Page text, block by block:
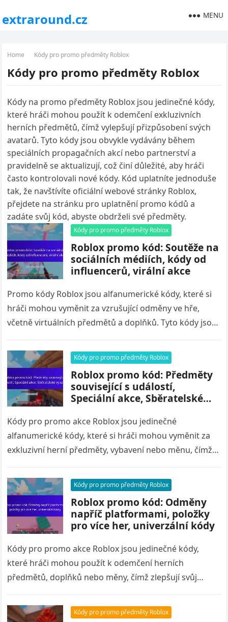
extraround.cz MENU
Home Kódy pro promo předměty Roblox
Kódy pro promo předměty Roblox
Kódy na promo předměty Roblox jsou jedinečné kódy,
které hráči mohou použít k odemčení exkluzivních
herních předmětů, čímž vylepšují přizpůsobení svých
avatarů. Tyto kódy jsou obvykle vydávány během
speciálních propagačních akcí nebo partnerství a
pravidelně se aktualizují, což činí důležité, aby hráči
často kontrolovali nové kódy. Kód uplatníte jednoduše
tak, že navštívíte oficiální webové stránky Roblox,
přejdete na stránku pro uplatnění promo kódů a
zadáte svůj kód, abyste obdrželi své předměty.
Kódy pro promo předměty Roblox
Roblox promo kód: Soutěže na
sociálních médiích, kódy od
influencerů, virální akce
Promo kódy Roblox jsou alfanumerické kódy, které si
hráči mohou vyměnit za vzrušující odměny ve hře,
včetně virtuálních předmětů a doplňků. Tyto kódy jsou
Kódy pro promo předměty Roblox
Roblox promo kód: Předměty
související s událostí,
Speciální akce, Sběratelské
Kódy pro promo akce Roblox jsou jedinečné
alfanumerické kódy, které si hráči mohou vyměnit za
exkluzivní herní předměty, vybavení nebo měnu, čímž
Kódy pro promo předměty Roblox
Roblox promo kód: Odměny
napříč platformami, položky
pro více her, univerzální kódy
Kódy pro promo akce Roblox jsou jedinečné kódy,
které hráči mohou použít k odemčení herních
předmětů, doplňků nebo měny, čímž zlepšují svůj
Kódy pro promo předměty Roblox